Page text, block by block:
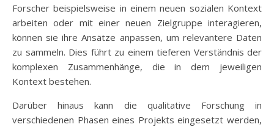
Forscher beispielsweise in einem neuen sozialen Kontext
arbeiten oder mit einer neuen Zielgruppe interagieren,
können sie ihre Ansätze anpassen, um relevantere Daten
zu sammeln. Dies führt zu einem tieferen Verständnis der
komplexen Zusammenhänge, die in dem jeweiligen
Kontext bestehen.
Darüber hinaus kann die qualitative Forschung in
verschiedenen Phasen eines Projekts eingesetzt werden,